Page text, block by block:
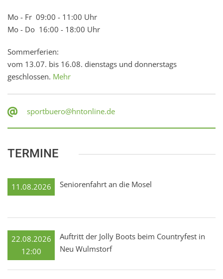
Mo - Fr 09:00 - 11:00 Uhr
Mo - Do 16:00 - 18:00 Uhr
Sommerferien:
vom 13.07. bis 16.08. dienstags und donnerstags
geschlossen. Mehr
sportbuero@hntonline.de
TERMINE
11.08.2026 Seniorenfahrt an die Mosel
22.08.2026
12:00
Auftritt der Jolly Boots beim Countryfest in
Neu Wulmstorf